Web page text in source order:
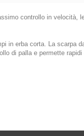
controllo in velocità,
in erba corta. La scarpa
di palla e permette